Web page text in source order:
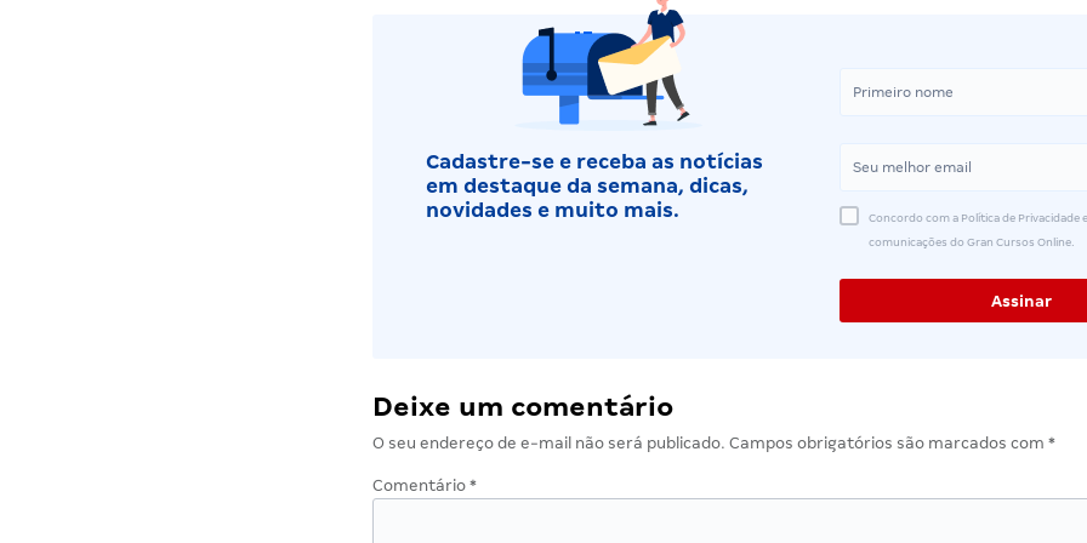
Cadastre-se e receba as notícias
em destaque da semana, dicas,
novidades e muito mais.
Concordo com a Política de Privacidade
comunicações do Gran Cursos Online.
Deixe um comentário
O seu endereço de e-mail não será publicado. Campos obrigatórios são marcados com *
Comentário *